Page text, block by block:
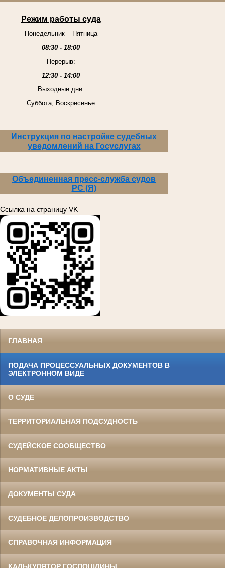
Режим работы суда
Понедельник – Пятница
08:30 - 18:00
Перерыв:
12:30 - 14:00
Выходные дни:
Суббота, Воскресенье
Инструкция по настройке судебных
уведомлений на Госуслугах
Объединенная пресс-служба судов
РС (Я)
Ссылка на страницу VK
ГЛАВНАЯ
ПОДАЧА ПРОЦЕССУАЛЬНЫХ ДОКУМЕНТОВ В
ЭЛЕКТРОННОМ ВИДЕ
О СУДЕ
ТЕРРИТОРИАЛЬНАЯ ПОДСУДНОСТЬ
СУДЕЙСКОЕ СООБЩЕСТВО
НОРМАТИВНЫЕ АКТЫ
ДОКУМЕНТЫ СУДА
СУДЕБНОЕ ДЕЛОПРОИЗВОДСТВО
СПРАВОЧНАЯ ИНФОРМАЦИЯ